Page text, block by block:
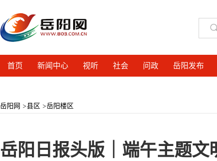
首页 新闻中心 视听 社会 问政 岳阳发布
岳阳网 >县区 >岳阳楼区
岳阳日报头版｜端午主题